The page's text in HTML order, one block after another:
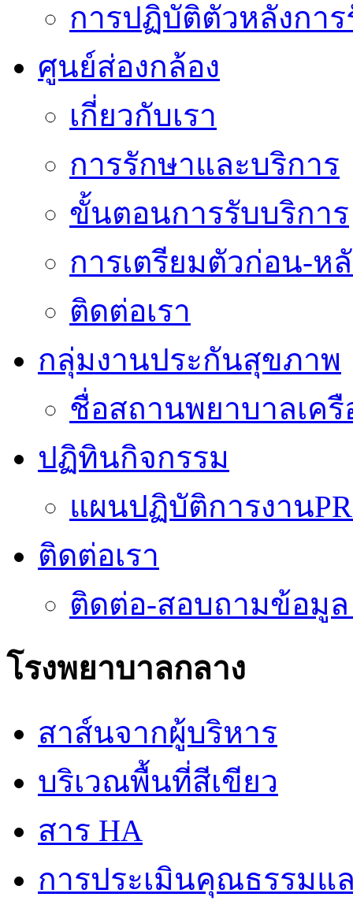
การปฏิบัติตัวหลังการ
ศูนย์ส่องกล้อง
เกี่ยวกับเรา
การรักษาและบริการ
ขั้นตอนการรับบริการ
การเตรียมตัวก่อน-ห
ติดต่อเรา
กลุ่มงานประกันสุขภาพ
ชื่อสถานพยาบาลเค
ปฏิทินกิจกรรม
แผนปฏิบัติการงาน
ติดต่อเรา
ติดต่อ-สอบถามข้อมูล
โรงพยาบาลกลาง
สาส์นจากผู้บริหาร
บริเวณพื้นที่สีเขียว
สาร HA
การประเมินคุณธรรมแ